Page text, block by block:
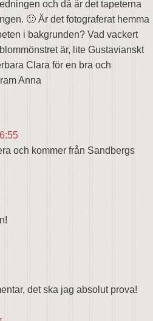
och då är det tapeterna
🙂 Är det fotograferat hemma
i bakgrunden? Vad vackert
är, lite Gustavianskt
Clara för en bra och
Anna
och kommer från Sandbergs
det ska jag absolut prova!